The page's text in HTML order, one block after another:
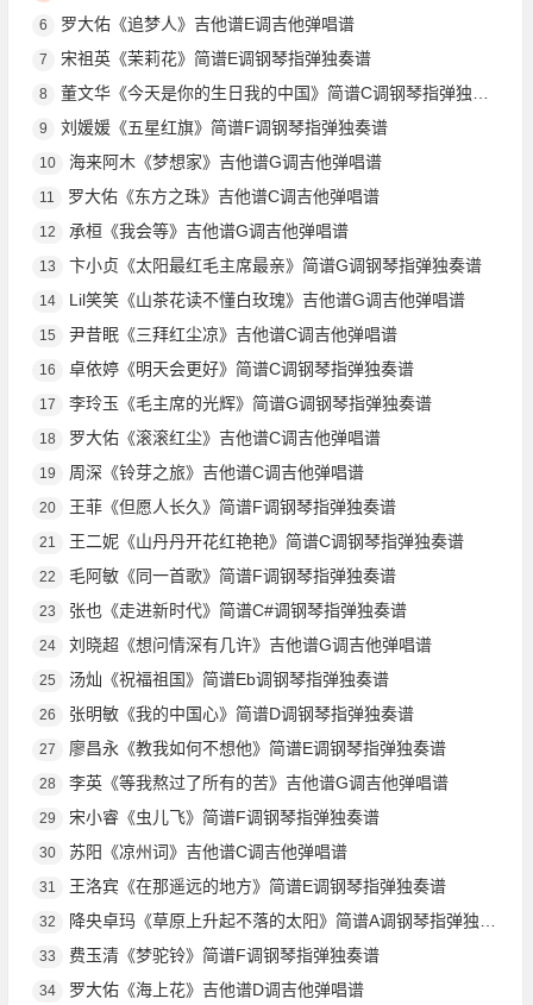
6 罗大佑《追梦人》吉他谱E调吉他弹唱谱
7 宋祖英《茉莉花》简谱E调钢琴指弹独奏谱
8 董文华《今天是你的生日我的中国》简谱C调钢琴指弹独奏谱
9 刘媛媛《五星红旗》简谱F调钢琴指弹独奏谱
10 海来阿木《梦想家》吉他谱G调吉他弹唱谱
11 罗大佑《东方之珠》吉他谱C调吉他弹唱谱
12 承桓《我会等》吉他谱G调吉他弹唱谱
13 卞小贞《太阳最红毛主席最亲》简谱G调钢琴指弹独奏谱
14 Lil笑笑《山茶花读不懂白玫瑰》吉他谱G调吉他弹唱谱
15 尹昔眠《三拜红尘凉》吉他谱C调吉他弹唱谱
16 卓依婷《明天会更好》简谱C调钢琴指弹独奏谱
17 李玲玉《毛主席的光辉》简谱G调钢琴指弹独奏谱
18 罗大佑《滚滚红尘》吉他谱C调吉他弹唱谱
19 周深《铃芽之旅》吉他谱C调吉他弹唱谱
20 王菲《但愿人长久》简谱F调钢琴指弹独奏谱
21 王二妮《山丹丹开花红艳艳》简谱C调钢琴指弹独奏谱
22 毛阿敏《同一首歌》简谱F调钢琴指弹独奏谱
23 张也《走进新时代》简谱C#调钢琴指弹独奏谱
24 刘晓超《想问情深有几许》吉他谱G调吉他弹唱谱
25 汤灿《祝福祖国》简谱Eb调钢琴指弹独奏谱
26 张明敏《我的中国心》简谱D调钢琴指弹独奏谱
27 廖昌永《教我如何不想他》简谱E调钢琴指弹独奏谱
28 李英《等我熬过了所有的苦》吉他谱G调吉他弹唱谱
29 宋小睿《虫儿飞》简谱F调钢琴指弹独奏谱
30 苏阳《凉州词》吉他谱C调吉他弹唱谱
31 王洛宾《在那遥远的地方》简谱E调钢琴指弹独奏谱
32 降央卓玛《草原上升起不落的太阳》简谱A调钢琴指弹独奏谱
33 费玉清《梦驼铃》简谱F调钢琴指弹独奏谱
34 罗大佑《海上花》吉他谱D调吉他弹唱谱